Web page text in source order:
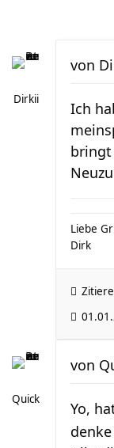
Dirkii
von
Ich
bringt
Liebe
Dirk
Quick
von
Yo,